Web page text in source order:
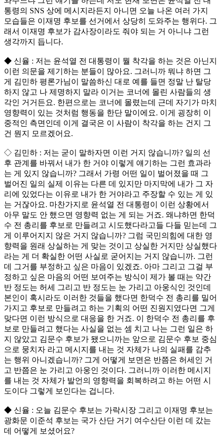
통령의 SNS 상에 메시지라든지 아니면 오늘 나온 여러 가지
모습들은 이재명 후보를 선거에서 상당히 도와주는 행위다. 그
래서 이재명 후보가 감사장이라도 줘야 되는 거 아니냐 그런
생각까지 듭니다.
◆ 신율 : 저는 윤석열 전 대통령이 뭘 착각을 하는 것은 아닌지
이런 의문을 제기하는 분들이 많아요. 그러니까 뭐냐 하면 그
게 김민하 평론가님이 말씀하신 대로 예를 들면 정말 난 탈당
하지 않고 나 제명하지 말라 이거는 코너에 몰린 사람들의 생
각인 거거든요. 한편으로는 코너에 몰렸는데 근데 자기가 마치
영향력이 있는 것처럼 행동을 한단 말이에요. 이게 굉장히 이
중적인 측면인데 이게 결국은 이 사람이 착각을 하는 건지 그
건 뭔지 모르겠어요.
◇ 김민하 : 저는 굳이 말하자면 이런 거지 않습니까? 일의 선
후 관계를 바꿔서 내가 한 거야 이렇게 얘기하는 그런 효과라
는 게 있지 않습니까? 그래서 가령 어떤 일이 벌어졌을 때 그
벌어진 일의 실제 이유는 다른 데 있지만 마지막에 내가 그 자
리에 있었다는 이유로 내가 한 거야라고 주장할 수 있는 게 있
는 거잖아요. 마찬가지로 윤석열 전 대통령이 이런 상황에서
아무 말도 안 했으면 영향력 없는 게 되는 거죠. 왜냐하면 한덕
수 전 총리를 후보로 만들려고 시도했다라고들 다들 믿는데 그
게 이루어지지 않은 거지 않습니까? 그럼 국민의힘에 대한 영
향력을 원래 상실하는 게 맞는 것이고 상실한 거지만 상실했다
라는 게 더 확실한 어떤 사실로 굳어지는 거지 않습니까. 그런
데 그거를 부정하고 싶은 마음이 있겠죠. 아마 그리고 그걸 부
정하고 싶은 마음의 어떤 보여주는 방식이 제가 볼 때는 약간
반 정도는 허세 그리고 반 정도는 눈 가리고 아웅식인 것인데
본인이 혹시라도 이러한 것들을 했다면 한덕수 전 총리를 밀어
가지고 후보로 만들려고 하는 기획의 어떤 진원지였다면 그게
맞다면 이런 방식으로 대응을 한 거죠. 이 한덕수 전 총리를 후
보로 만들려고 했다는 사실을 없는 셈 치고 나는 그런 일은 하
지 않았고 김문수 후보가 됐으니까는 앞으로 김문수 후보 중심
으로 뭉치자 라고 메시지를 내는 것 자체가 나의 실패를 감추
는 행위 아니겠습니까? 그게 어떻게 보면은 반쯤은 허세인 거
고 반쯤은 눈 가리고 아웅인 것이다. 그러니까 이러한 메시지
를 내는 것 자체가 발언의 영향력을 회복하려고 하는 어떤 시
도이다 그렇게 보인다는 겁니다.
◆ 신율 : 오늘 김문수 후보는 가락시장 그리고 이재명 후보는
광화문 이준석 후보는 국가 산단 거기 여수산단 이런 데 갔는
데 어떻게 보셨어요?